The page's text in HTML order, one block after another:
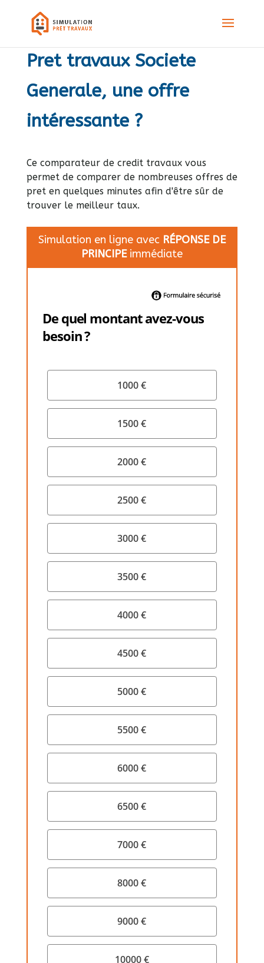
Pret travaux Societe
Generale, une offre
intéressante ?
Ce comparateur de credit travaux vous
permet de comparer de nombreuses offres de
pret en quelques minutes afin d'être sûr de
trouver le meilleur taux.
Simulation en ligne avec RÉPONSE DE
PRINCIPEimmédiate